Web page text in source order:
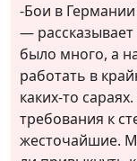
-Бои в
—
было много, а
работать в
каких-то
требования к
жесточайшие.